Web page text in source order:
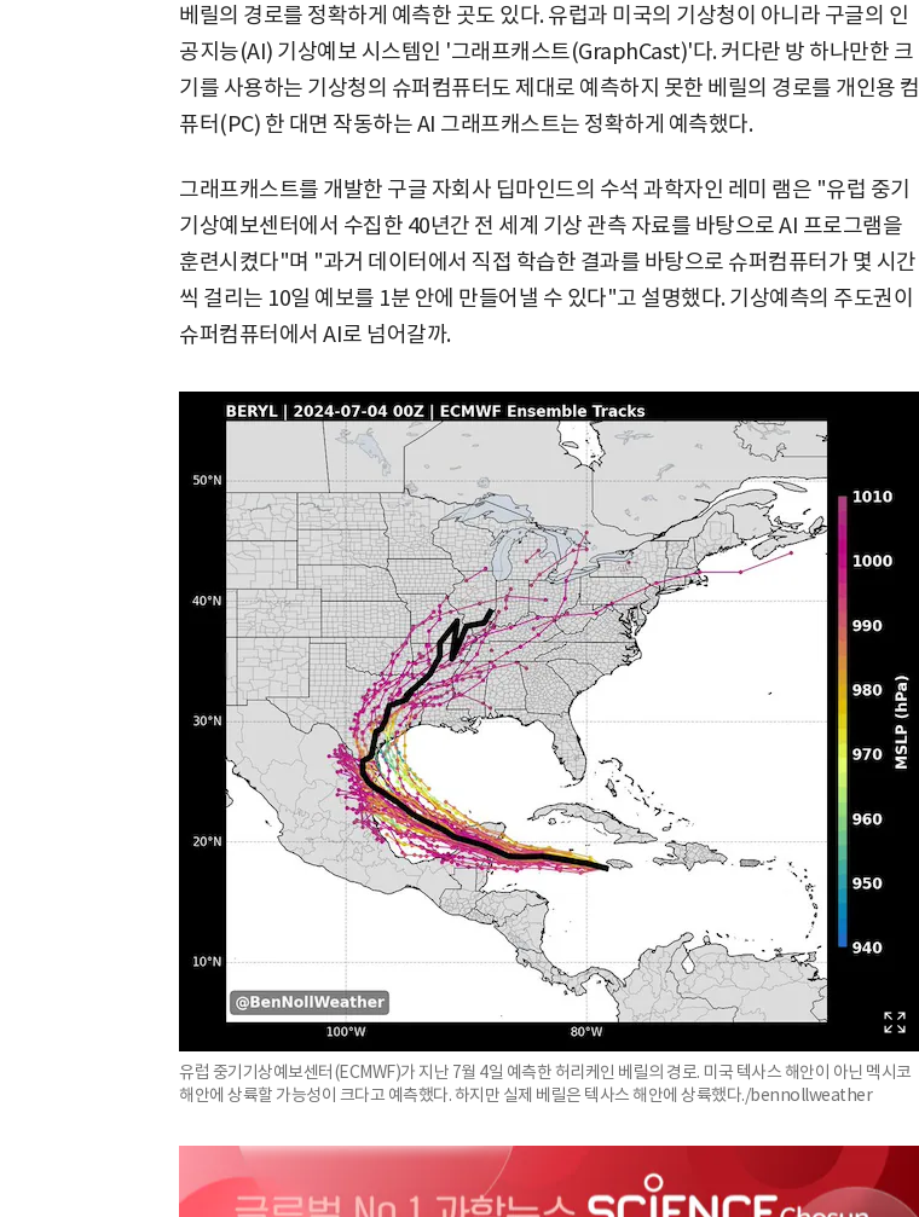
베릴의 경로를 정확하게 예측한 곳도 있다. 유럽과 미국의 기상청이 아니라 구글의 인
공지능(AI) 기상예보 시스템인 '그래프캐스트(GraphCast)'다. 커다란 방 하나만한 크
기를 사용하는 기상청의 슈퍼컴퓨터도 제대로 예측하지 못한 베릴의 경로를 개인용 컴
퓨터(PC) 한 대면 작동하는 AI 그래프캐스트는 정확하게 예측했다.
그래프캐스트를 개발한 구글 자회사 딥마인드의 수석 과학자인 레미 램은 "유럽 중기
기상예보센터에서 수집한 40년간 전 세계 기상 관측 자료를 바탕으로 AI 프로그램을
훈련시켰다"며 "과거 데이터에서 직접 학습한 결과를 바탕으로 슈퍼컴퓨터가 몇 시간
씩 걸리는 10일 예보를 1분 안에 만들어낼 수 있다"고 설명했다. 기상예측의 주도권이
슈퍼컴퓨터에서 AI로 넘어갈까.
유럽 중기기상예보센터(ECMWF)가 지난 7월 4일 예측한 허리케인 베릴의 경로. 미국 텍사스 해안이 아닌 멕시코
해안에 상륙할 가능성이 크다고 예측했다. 하지만 실제 베릴은 텍사스 해안에 상륙했다./bennollweather